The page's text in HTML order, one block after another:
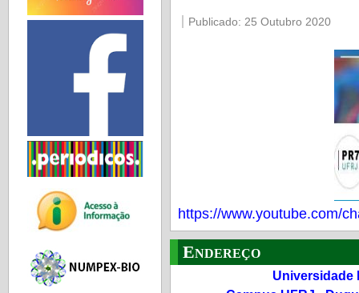
Publicado: 25 Outubro 2020
https://www.youtube.com/
Endereço
Universidade